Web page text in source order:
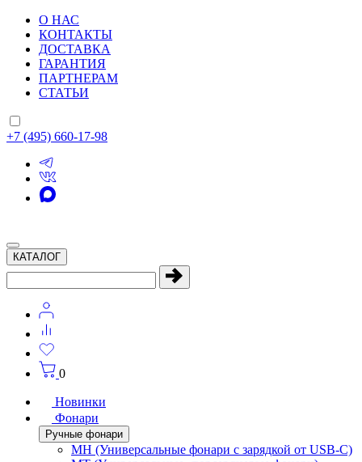
О НАС
КОНТАКТЫ
ДОСТАВКА
ГАРАНТИЯ
ПАРТНЕРАМ
СТАТЬИ
+7 (495) 660-17-98
КАТАЛОГ
0
Новинки
Фонари
Ручные фонари
MH (Универсальные фонари с зарядкой от USB-C)